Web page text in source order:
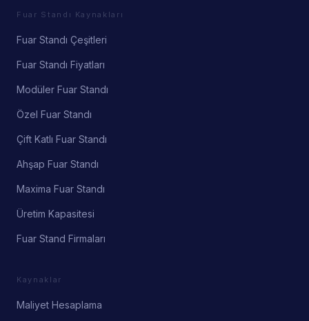
Fuar Standı Kaynakları
Fuar Standı Çeşitleri
Fuar Standı Fiyatları
Modüler Fuar Standı
Özel Fuar Standı
Çift Katlı Fuar Standı
Ahşap Fuar Standı
Maxima Fuar Standı
Üretim Kapasitesi
Fuar Stand Firmaları
Kaynaklar
Maliyet Hesaplama